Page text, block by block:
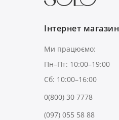
Інтернет магазин
Ми працюємо:
Пн–Пт: 10:00–19:00
Сб: 10:00–16:00
0(800) 30 7778
(097) 055 58 88